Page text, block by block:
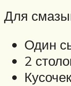
Для
Один
2